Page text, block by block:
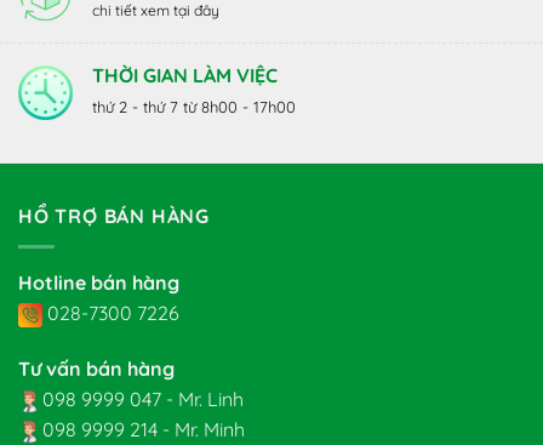
chi tiết xem tại đây
THỜI GIAN LÀM VIỆC
thứ 2 - thứ 7 từ 8h00 - 17h00
HỔ TRỢ BÁN HÀNG
Hotline bán hàng
028-7300 7226
Tư vấn bán hàng
098 9999 047 - Mr. Linh
098 9999 214 - Mr. Minh